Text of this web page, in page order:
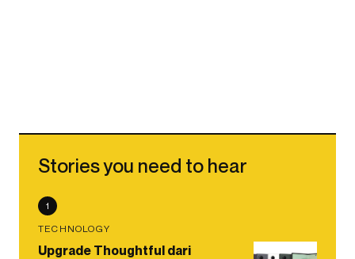
Stories you need to hear
1
TECHNOLOGY
Upgrade Thoughtful dari